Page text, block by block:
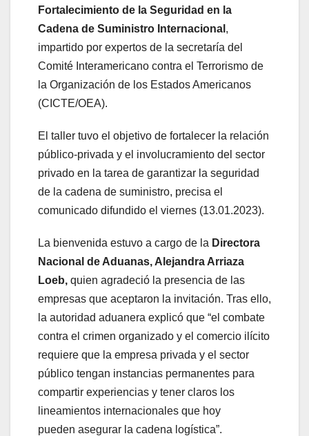
Fortalecimiento de la Seguridad en la
Cadena de Suministro Internacional ,
impartido por expertos de la secretaría del
Comité Interamericano contra el Terrorismo de
la Organización de los Estados Americanos
(CICTE/OEA).
El taller tuvo el objetivo de fortalecer la relación
público-privada y el involucramiento del sector
privado en la tarea de garantizar la seguridad
de la cadena de suministro, precisa el
comunicado difundido el viernes (13.01.2023).
La bienvenida estuvo a cargo de la Directora
Nacional de Aduanas, Alejandra Arriaza
Loeb, quien agradeció la presencia de las
empresas que aceptaron la invitación. Tras ello,
la autoridad aduanera explicó que “el combate
contra el crimen organizado y el comercio ilícito
requiere que la empresa privada y el sector
público tengan instancias permanentes para
compartir experiencias y tener claros los
lineamientos internacionales que hoy
pueden asegurar la cadena logística”.